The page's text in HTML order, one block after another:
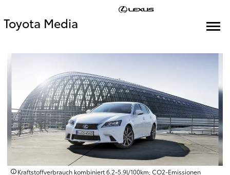
Toyota Media
Kraftstoffverbrauch kombiniert 6.2‑5.9l/100km; CO2‑Emissionen